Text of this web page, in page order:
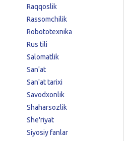
Raqqoslik
Rassomchilik
Robototexnika
Rus tili
Salomatlik
San'at
San'at tarixi
Savodxonlik
Shaharsozlik
She'riyat
Siyosiy fanlar